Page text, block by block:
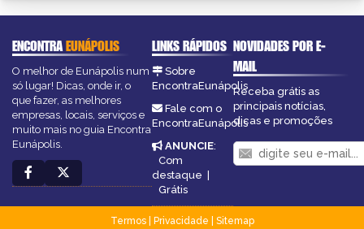
ENCONTRAEUNÁPOLIS
O melhor de Eunápolis num
só lugar! Dicas, onde ir, o
que fazer, as melhores
empresas, locais, serviços e
muito mais no guia Encontra
Eunápolis.
LINKS RÁPIDOS
Sobre
EncontraEunápolis
Fale com o
EncontraEunápolis
ANUNCIE:
Com
destaque |
Grátis
NOVIDADES POR E-
MAIL
Receba grátis as
principais notícias,
dicas e promoções
Termos| Privacidade
Sitemap